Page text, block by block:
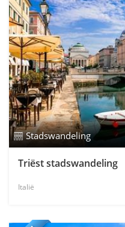
Stadswandeling
Triëst stadswandeling
Italië